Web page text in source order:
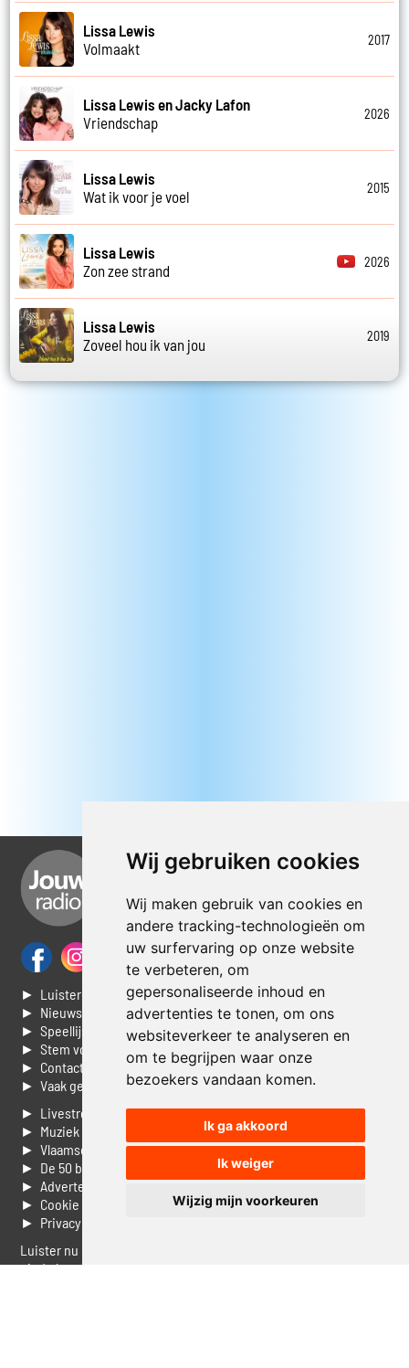
Wij gebruiken cookies
Wij maken gebruik van cookies en
andere tracking-technologieën om
uw surfervaring op onze website
te verbeteren, om
gepersonaliseerde inhoud en
advertenties te tonen, om ons
websiteverkeer te analyseren en
om te begrijpen waar onze
bezoekers vandaan komen.
Ik ga akkoord
Ik weiger
Wijzig mijn voorkeuren
Lissa Lewis
Volmaakt
2017
Lissa Lewis en Jacky Lafon
Vriendschap
2026
Lissa Lewis
Wat ik voor je voel
2015
Lissa Lewis
Zon zee strand
2026
Lissa Lewis
Zoveel hou ik van jou
2019
► Luisteren naar Jouwradio
► Nieuws
► Speellijst
► Stem voor de Dag top 3
► Contacteer ons
► Vaak gestelde vragen
► Livestream informatie
► Muziek opzoeken
► Vlaamse 100 Aller tijden
► De 50 beste van...
► Adverteren op Jouwradio
► Cookie voorkeuren wijzigen
► Privacyinformatie
Luister nu naar Jouwradio! De beste Nederlandstalige muziek
uit de lage landen hoor je hier al 20 jaar. In digitale kwaliteit op je